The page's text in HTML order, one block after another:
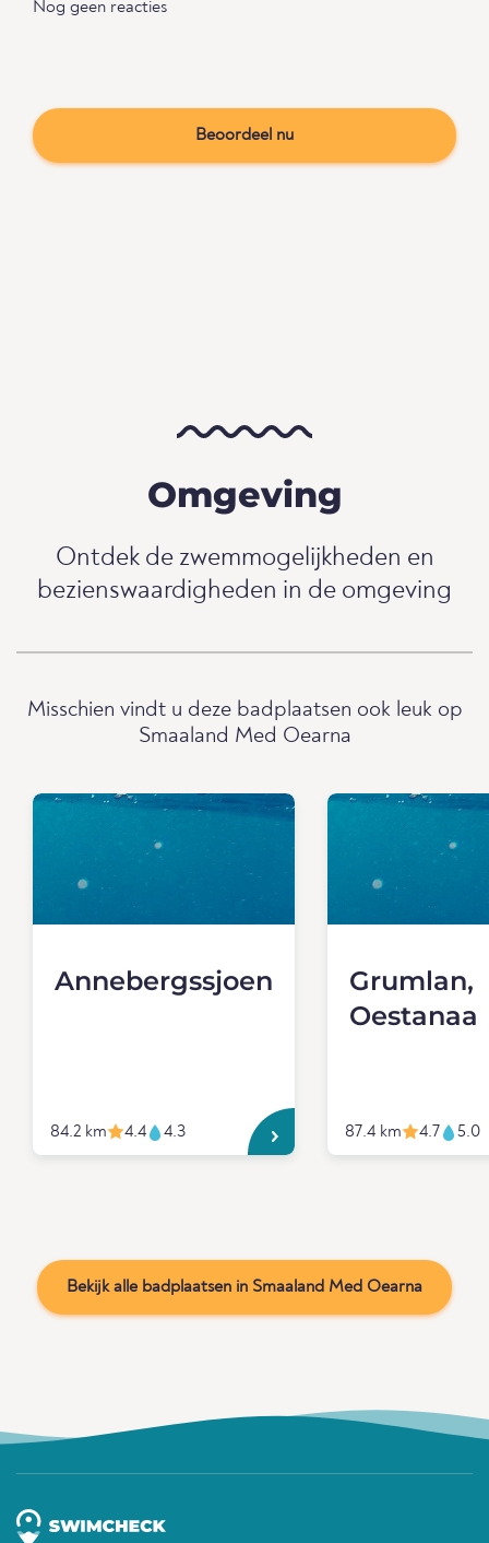
Nog geen reacties
Beoordeel nu
Omgeving
Ontdek de zwemmogelijkheden en
bezienswaardigheden in de omgeving
Misschien vindt u deze badplaatsen ook leuk op
Smaaland Med Oearna
Annebergssjoen
84.2 km 4.4 4.3
Grumlan,
Oestanaa
87.4 km 4.7 5.0
Bekijk alle badplaatsen in Smaaland Med Oearna